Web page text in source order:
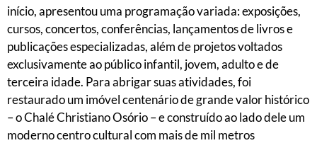
início, apresentou uma programação variada: exposições,
cursos, concertos, conferências, lançamentos de livros e
publicações especializadas, além de projetos voltados
exclusivamente ao público infantil, jovem, adulto e de
terceira idade. Para abrigar suas atividades, foi
restaurado um imóvel centenário de grande valor histórico
– o Chalé Christiano Osório – e construído ao lado dele um
moderno centro cultural com mais de mil metros